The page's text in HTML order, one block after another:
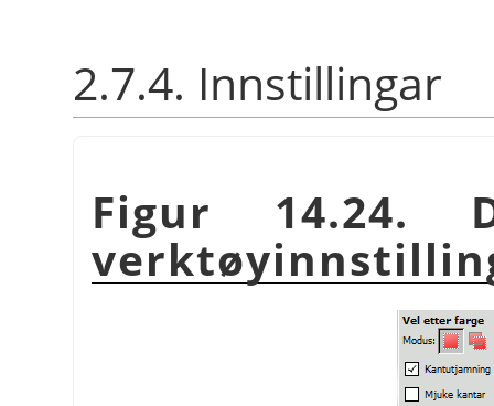
2.7.4. Innstillingar
Figur 14.24.